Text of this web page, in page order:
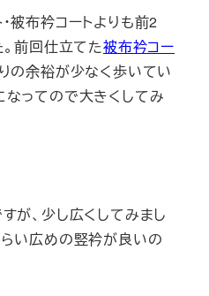
被布衿コートよりも前2
前回仕立てた被布衿コー
の余裕が少なく歩いてい
ってので大きくしてみ
が、少し広くしてみまし
い広めの竪衿が良いの